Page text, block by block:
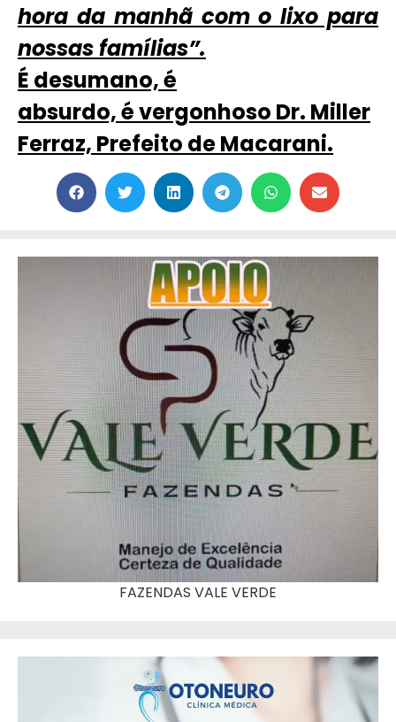
hora da manhã com o lixo para
nossas famílias”.
É desumano, é
absurdo, é vergonhoso Dr. Miller
Ferraz, Prefeito de Macarani.
FAZENDAS VALE VERDE